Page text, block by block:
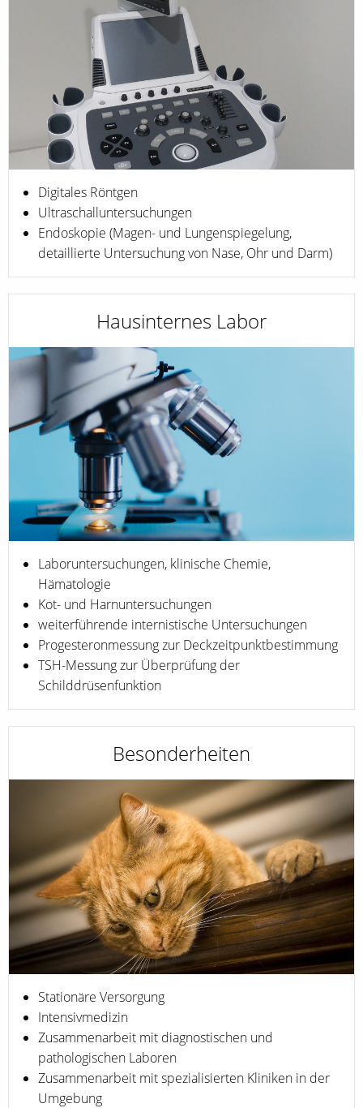
Digitales Röntgen
Ultraschalluntersuchungen
Endoskopie (Magen- und Lungenspiegelung,
detaillierte Untersuchung von Nase, Ohr und Darm)
Hausinternes Labor
Laboruntersuchungen, klinische Chemie,
Hämatologie
Kot- und Harnuntersuchungen
weiterführende internistische Untersuchungen
Progesteronmessung zur Deckzeitpunktbestimmung
TSH-Messung zur Überprüfung der
Schilddrüsenfunktion
Besonderheiten
Stationäre Versorgung
Intensivmedizin
Zusammenarbeit mit diagnostischen und
pathologischen Laboren
Zusammenarbeit mit spezialisierten Kliniken in der
Umgebung